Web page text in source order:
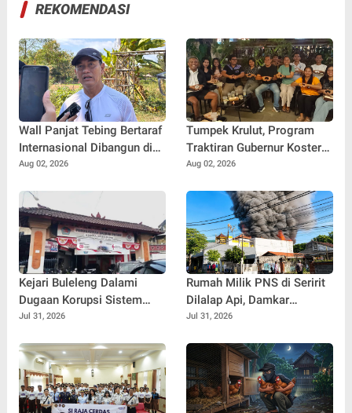
REKOMENDASI
Wall Panjat Tebing Bertaraf
Internasional Dibangun di
Buleleng, Dukung Sport
Aug 02, 2026
Tumpek Krulut, Program
Traktiran Gubernur Koster
Dongkrak Omzet UMKM
Aug 02, 2026
Kejari Buleleng Dalami
Dugaan Korupsi Sistem
Elektronik Perumda Pasar,
Jul 31, 2026
Rumah Milik PNS di Seririt
Dilalap Api, Damkar
Buleleng Berjibaku Selama
Kebakaran
Jul 31, 2026